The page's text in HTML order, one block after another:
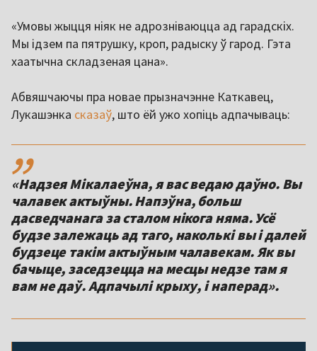
«Умовы жыцця ніяк не адрозніваюцца ад гарадскіх.
Мы ідзем па пятрушку, кроп, радыску ў гарод. Гэта
хаатычна складзеная цана».
Абвяшчаючы пра новае прызначэнне Каткавец,
Лукашэнка сказаў, што ёй ужо хопіць адпачываць:
,,
«Надзея Мікалаеўна, я вас ведаю даўно. Вы
чалавек актыўны. Напэўна, больш
дасведчанага за сталом нікога няма. Усё
будзе залежаць ад таго, наколькі вы і далей
будзеце такім актыўным чалавекам. Як вы
бачыце, заседзецца на месцы недзе там я
вам не даў. Адпачылі крыху, і наперад».